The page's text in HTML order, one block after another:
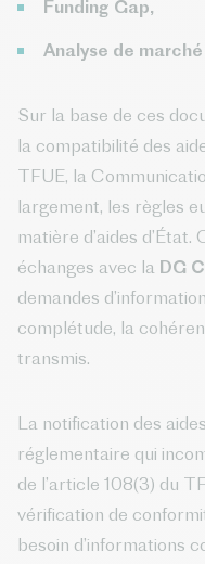
Funding Gap,
Analyse de
Sur la base de ces
la compatibilité des
TFUE, la
largement, les règles
matière d’aides
échanges avec la DG
demandes
complétude, la
transmis.
La notification des
réglementaire qui
de l’article 108(3) du
vérification de
besoin d’informations